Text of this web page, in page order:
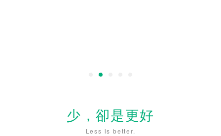
少，卻是更好
Less is better.